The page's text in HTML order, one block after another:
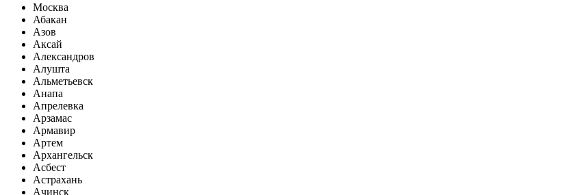
Москва
Абакан
Азов
Аксай
Александров
Алушта
Альметьевск
Анапа
Апрелевка
Арзамас
Армавир
Артем
Архангельск
Асбест
Астрахань
Ачинск